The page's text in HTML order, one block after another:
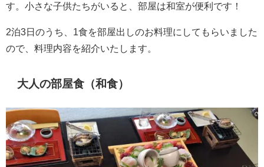
す。小さな子供たちがいると、部屋は和室が便利です！
2泊3日のうち、1食を部屋出しのお料理にしてもらいました
ので、料理内容を紹介いたします。
大人の部屋食（和食）